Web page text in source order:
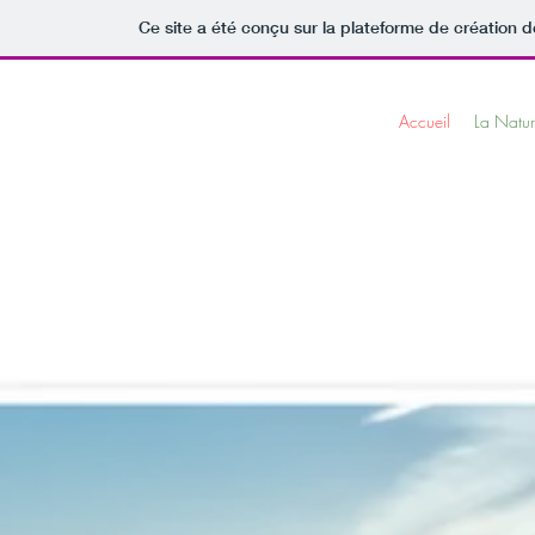
Ce site a été conçu sur la plateforme de création
Accueil La